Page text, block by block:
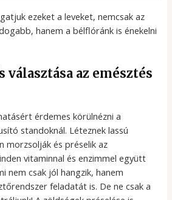
ezeket a leveket, nemcsak az
hanem a bélflóránk is énekelni
választása az emésztés
érdemes körülnézni a
standoknál. Léteznek lassú
morzsolják és préselik az
vitaminnal és enzimmel együtt
nem csak jól hangzik, hanem
feladatát is. De ne csak a